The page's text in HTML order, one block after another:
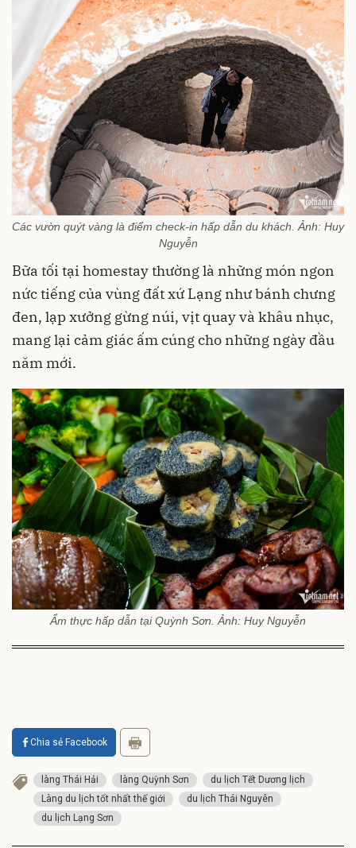
Các vườn quýt vàng là điểm check-in hấp dẫn du khách. Ảnh: Huy
Nguyễn
Bữa tối tại homestay thường là những món ngon
nức tiếng của vùng đất xứ Lạng như bánh chưng
đen, lạp xưởng gừng núi, vịt quay và khâu nhục,
mang lại cảm giác ấm cúng cho những ngày đầu
năm mới.
Ẩm thực hấp dẫn tại Quỳnh Sơn. Ảnh: Huy Nguyễn
Chia sẻ Facebook
làng Thái Hải làng Quỳnh Sơn
du lịch Tết Dương lịch
Làng du lịch tốt nhất thế giới
du lịch Thái Nguyên
du lịch Lạng Sơn